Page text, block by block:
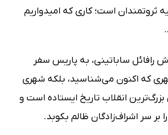
ثروتمندان است؛ کاری که امیدواریم
رافائل ساباتینی، به پاریس سفر
که اکنون می‌شناسید، بلکه شهری
انقلاب تاریخ ایستاده است و
سر اشراف‌زادگان ظالم بکوبد.